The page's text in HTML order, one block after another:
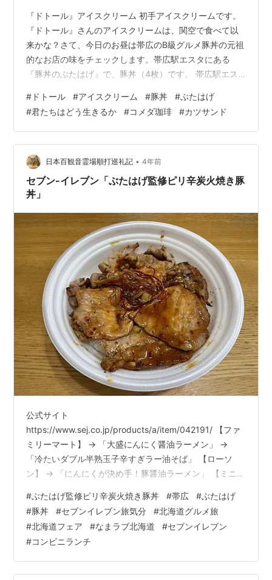
『ドトール』アイスクリーム 初手アイスクリームです。
『ドトール』さんのアイスクリームは、関空で食べて以
来かな？さて、今日のお昼は帯広のB級グルメ豚丼の元祖
的なお店の味をチェックします。帯広駅エスタにある
『豚丼のぶたはげ』で、豚丼（4枚）です。 帯広駅エス
『はげ天』さんの直系店らしいです。昭和九年創業とな
ってるし、その老舗のお味は如何に。う～ん。なかなか
シンプルでいて食べやすい豚丼ですね。豚肉の甘みもあ
るし、肉が柔らかくて噛み切りやすいです。炭火だけ
ど、焦げがくどくないので、薫り高い。さりげなくて、
豚肉に胡椒をつかっているのも、帯広の豚丼屋の中…
# ドトール #アイスクリーム #豚丼 #ぶたはげ
#君たちはどう生きるか #コメダ珈琲 #カツサンド
日本百観音霊場順打巡礼記 • 4年前
セブン-イレブン「ぶたはげ監修ピリ辛炭火焼き豚
丼」
公式サイト
https://www.sej.co.jp/products/a/item/042191/ 【ファ
ミリーマート】 → 「大盛にんにく醤油ラーメン」 →
「冷たいダブル半熟玉子辛すぎラー油そば」 【ローソ
ン】 → 「にんにくが決め手！豚醤油ラーメン」 【ミニス
っかけそば(ラー油)」 さて、今日は朝からPCX150で、
得意先へ夏のご挨拶のつもりでしたが、 昨夜また一件ク
レーム案件がありまして、 今朝はまた関係協力会社へ、
きつく調査を依頼致しました。 てな訳で今週二度目のコ
ンビニランチ。 セブン-イレブン旅気分、 『なまラブ北
海道…
#ぶたはげ監修ピリ辛炭火焼き豚丼 #帯広 #ぶたはげ
#豚丼 #セブンイレブン旅気分 #北海道グルメ旅
#北海道フェア #なまラブ北海道 #セブンイレブン
#コンビニランチ